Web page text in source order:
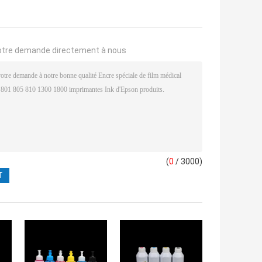
demande directement à nous
(0 / 3000)